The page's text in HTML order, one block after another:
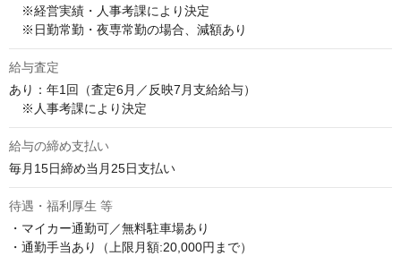
※経営実績・人事考課により決定
※日勤常勤・夜専常勤の場合、減額あり
給与査定
あり：年1回（査定6月／反映7月支給給与）
※人事考課により決定
給与の締め支払い
毎月15日締め当月25日支払い
待遇・福利厚生 等
・マイカー通勤可／無料駐車場あり
・通勤手当あり（上限月額:20,000円まで）